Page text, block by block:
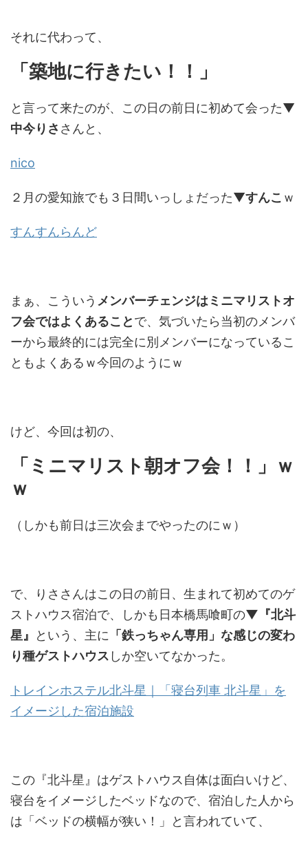
それに代わって、
「築地に行きたい！！」
と言って来たのが、この日の前日に初めて会った▼
中今りさ さんと、
nico
２月の愛知旅でも３日間いっしょだった▼すんこ ｗ
すんすんらんど
まぁ、こういう メンバーチェンジはミニマリストオ
フ会ではよくあることで、気づいたら当初のメンバ
ーから最終的には完全に別メンバーになっているこ
ともよくあるｗ今回のようにｗ
けど、今回は初の、
「ミニマリスト朝オフ会！！」ｗ
ｗ
（しかも前日は三次会までやったのにｗ）
で、りささんはこの日の前日、生まれて初めてのゲ
ストハウス宿泊で、しかも日本橋馬喰町の▼『北斗
星』
という、主に 「鉄っちゃん専用」な感じの変わ
り種ゲストハウス しか空いてなかった。
トレインホステル北斗星｜「寝台列車 北斗星」を
イメージした宿泊施設
この『北斗星』はゲストハウス自体は面白いけど、
寝台をイメージしたベッドなので、宿泊した人から
は「ベッドの横幅が狭い！」と言われていて、